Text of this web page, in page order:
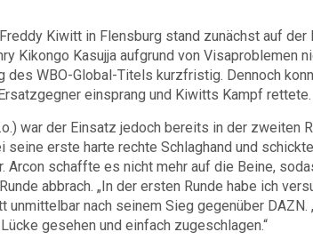
Kiwitt in Flensburg stand zunächst auf der
Kikongo Kasujja aufgrund von Visaproblemen
des WBO-Global-Titels kurzfristig. Dennoch
einsprang und Kiwitts Kampf rettete.
war der Einsatz jedoch bereits in der zweiten
seine erste harte rechte Schlaghand und
Arcon schaffte es nicht mehr auf die Beine,
abbrach. „In der ersten Runde habe ich
unmittelbar nach seinem Sieg gegenüber
gesehen und einfach zugeschlagen.“